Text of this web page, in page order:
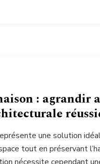
: agrandir
une solution
tout en préservant